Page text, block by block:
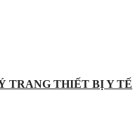
TRANG THIẾT BỊ Y TẾ